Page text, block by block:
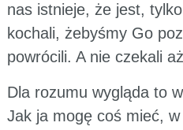
nas istnieje, że jest,
kochali, żebyśmy Go
powrócili. A nie czekali
Dla rozumu wygląda to
Jak ja mogę coś mieć,